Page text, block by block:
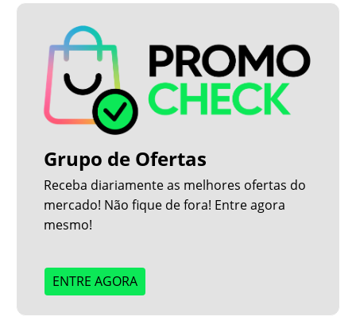
Grupo de Ofertas
Receba diariamente as melhores ofertas do
mercado! Não fique de fora! Entre agora
mesmo!
ENTRE AGORA